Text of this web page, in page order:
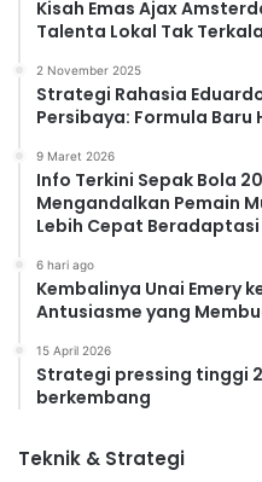
Kisah Emas Ajax
Talenta Lokal Tak
2 November 2025
Strategi Rahasia
Persibaya: Formula Baru
9 Maret 2026
Info Terkini Sepak Bola
Mengandalkan Pemain
Lebih Cepat
6 hari ago
Kembalinya Unai Emery
Antusiasme yang
15 April 2026
Strategi pressing tinggi
berkembang
Teknik & Strategi